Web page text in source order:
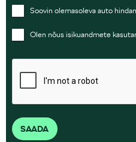
Soovin olemasoleva auto
Olen nõus isikuandmete